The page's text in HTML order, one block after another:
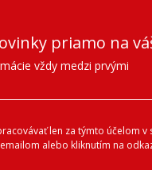
priamo na
vždy medzi prvými
len za týmto účelom
alebo kliknutím na